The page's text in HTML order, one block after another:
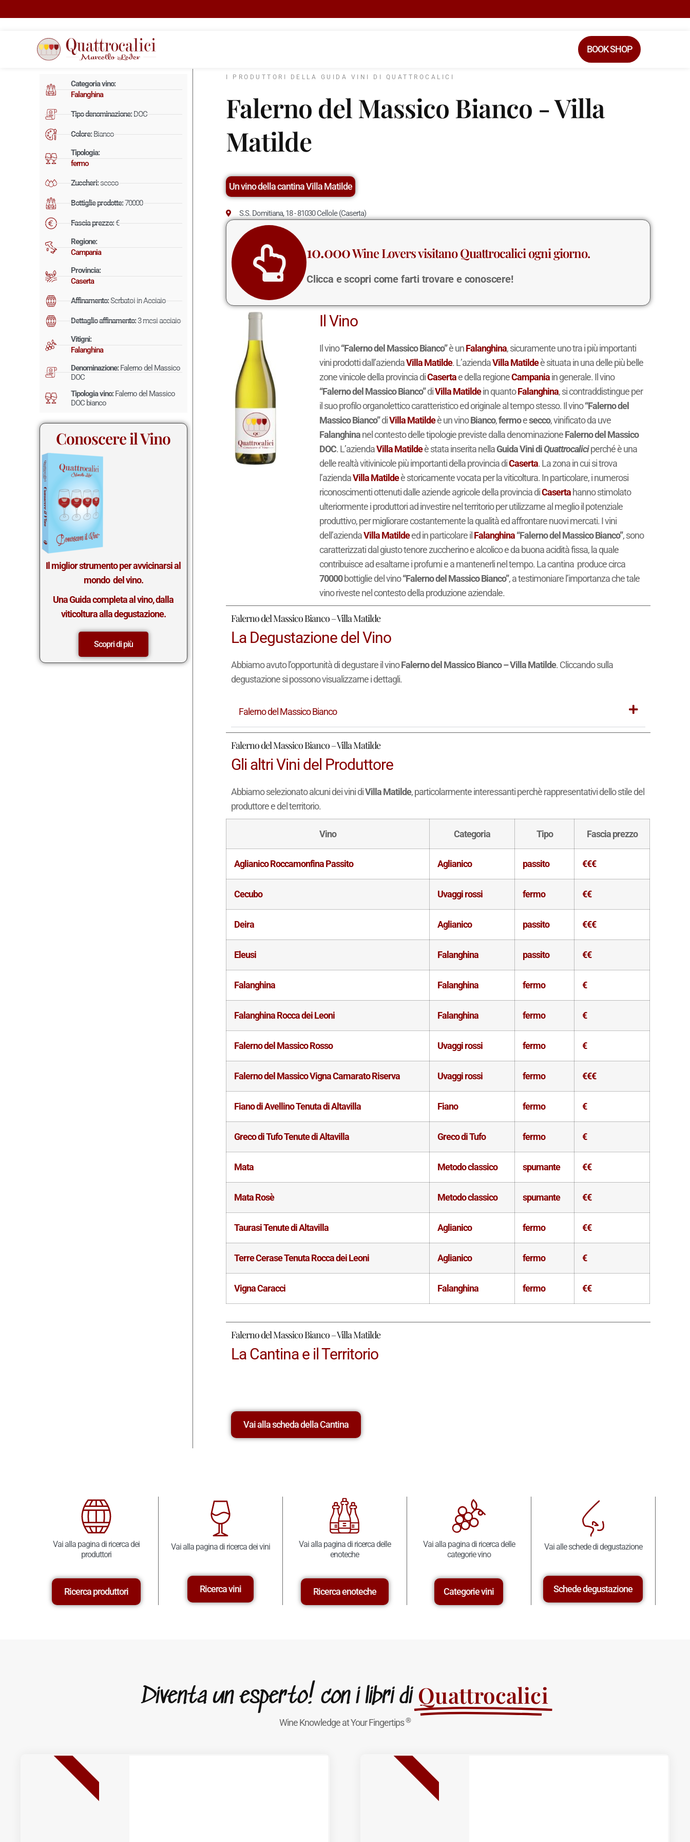
BOOK SHOP
Categoria vino:
Falanghina
Tipo denominazione:DOC
Colore:Bianco
Tipologia:
fermo
Zuccheri:secco
Bottiglie prodotte:70000
Fascia prezzo:€
Regione:
Campania
Provincia:
Caserta
Affinamento:Serbatoi in Acciaio
Dettaglio affinamento:3 mesi acciaio
Vitigni:
Falanghina
Denominazione:Falerno del Massico
DOC
Tipologia vino:Falerno del Massico
DOC bianco
Conoscere il Vino
Il miglior strumento per avvicinarsi al
mondo del vino.
Una Guida completa al vino, dalla
viticoltura alla degustazione.
Scopri di più
I PRODUTTORI DELLA GUIDA VINI DI QUATTROCALICI
Falerno del Massico Bianco - Villa
Matilde
Un vino della cantina Villa Matilde
S.S. Domitiana, 18 - 81030 Cellole (Caserta)
10.000Wine Lovers visitano Quattrocalici ogni giorno.
Clicca e scopri come farti trovare e conoscere!
Il Vino
Il vino“Falerno del Massico Bianco”è unFalanghina, sicuramente uno tra i più importanti
vini prodotti dall’aziendaVilla Matilde. L’aziendaVilla Matildeè situata in una delle più belle
zone vinicole della provincia diCasertae della regioneCampaniain generale. Il vino
“Falerno del Massico Bianco”diVilla Matildein quantoFalanghina, si contraddistingue per
il suo profilo organolettico caratteristico ed originale al tempo stesso. Il vino“Falerno del
Massico Bianco”diVilla Matildeè un vinoBianco,fermoesecco, vinificato da uve
Falanghinanel contesto delle tipologie previste dalla denominazioneFalerno del Massico
DOC. L’aziendaVilla Matildeè stata inserita nellaGuida Vini diQuattrocaliciperché è una
delle realtà vitivinicole più importanti della provincia diCaserta. La zona in cui si trova
l’aziendaVilla Matildeè storicamente vocata per la viticoltura. In particolare, i numerosi
riconoscimenti ottenuti dalle aziende agricole della provincia diCasertahanno stimolato
ulteriormente i produttori ad investire nel territorio per utilizzarne al meglio il potenziale
produttivo, per migliorare costantemente la qualità ed affrontare nuovi mercati. I vini
dell’aziendaVilla Matildeed in particolare il Falanghina “Falerno del Massico Bianco”, sono
caratterizzati dal giusto tenore zuccherino e alcolico e da buona acidità fissa, la quale
contribuisce ad esaltarne i profumi e a mantenerli nel tempo. La cantina produce circa
70000bottiglie del vino“Falerno del Massico Bianco”, a testimoniare l’importanza che tale
vino riveste nel contesto della produzione aziendale.
Falerno del Massico Bianco – Villa Matilde
La Degustazione del Vino
Abbiamo avuto l’opportunità di degustare il vinoFalerno del Massico Bianco – Villa Matilde. Cliccando sulla
degustazione si possono visualizzarne i dettagli.
Falerno del Massico Bianco
Falerno del Massico Bianco – Villa Matilde
Gli altri Vini del Produttore
Abbiamo selezionato alcuni dei vini diVilla Matilde, particolarmente interessanti perchè rappresentativi dello stile del
produttore e del territorio.
Vino Categoria Tipo Fascia prezzo
Aglianico Roccamonfina Passito Aglianico passito €€€
Cecubo Uvaggi rossi fermo €€
Deira Aglianico passito €€€
Eleusi Falanghina passito €€
Falanghina Falanghina fermo €
Falanghina Rocca dei Leoni Falanghina fermo €
Falerno del Massico Rosso Uvaggi rossi fermo €
Falerno del Massico Vigna Camarato Riserva Uvaggi rossi fermo €€€
Fiano di Avellino Tenuta di Altavilla Fiano fermo €
Greco di Tufo Tenute di Altavilla Greco di Tufo fermo €
Mata Metodo classico spumante €€
Mata Rosè Metodo classico spumante €€
Taurasi Tenute di Altavilla Aglianico fermo €€
Terre Cerase Tenuta Rocca dei Leoni Aglianico fermo €
Vigna Caracci Falanghina fermo €€
Falerno del Massico Bianco – Villa Matilde
La Cantina e il Territorio
Vai alla scheda della Cantina
Vai alla pagina di ricerca dei
produttori
Ricerca produttori
Vai alla pagina di ricerca dei vini
Ricerca vini
Vai alla pagina di ricerca delle
enoteche
Ricerca enoteche
Vai alla pagina di ricerca delle
categorie vino
Categorie vini
Vai alle schede di degustazione
Schede degustazione
Diventa un esperto! con i libri di Quattrocalici
Wine Knowledge at Your Fingertips®
NUOVA USCITA BEST SELLER